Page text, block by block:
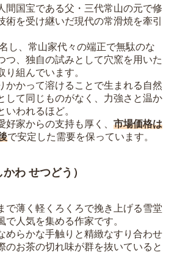
間国宝である父・三代常山の元で修
術を受け継いだ現代の常滑焼を牽引
し、常山家代々の端正で無駄のな
つ、独自の試みとして穴窯を用いた
り組んでいます。
かかって溶けることで生まれる自然
して同じものがなく、力強さと温か
いわれるほど。
好家からの支持も厚く、 市場価格は
で安定した需要を保っています。
わ せつどう）
で薄く軽くろくろで挽き上げる雪堂
で人気を集める作家です。
めらかな手触りと精緻なすり合わせ
のお茶の切れ味が群を抜いていると